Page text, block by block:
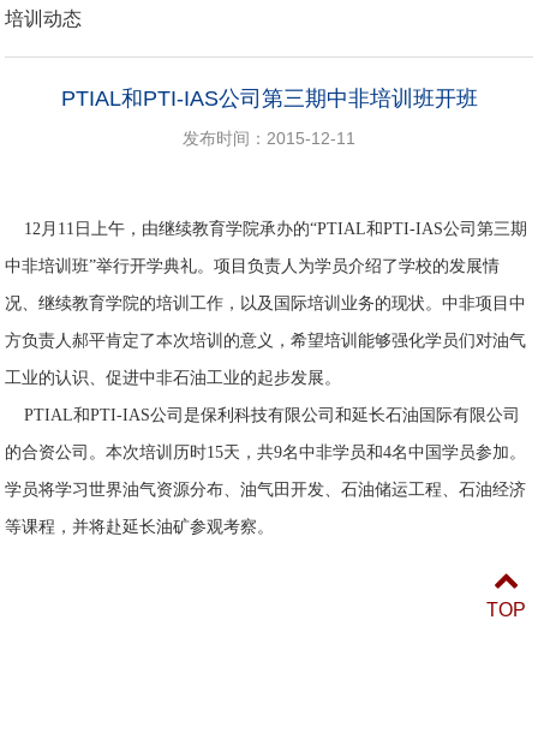
培训动态
PTIAL和PTI-IAS公司第三期中非培训班开班
发布时间：2015-12-11
12月 11 日上午，由继续教育学院承办的“PTIAL和PTI-IAS公司第三期
中非培训班”举行开学典礼。项目负责人为学员介绍了学校的发展情
况、继续教育学院的培训工作，以及国际培训业务的现状。中非项目中
方负责人郝平肯定了本次培训的意义，希望培训能够强化学员们对油气
工业的认识、促进中非石油工业的起步发展。
PTIAL和PTI-IAS公司是保利科技有限公司和延长石油国际有限公司
的合资公司。本次培训历时15天，共9名中非学员和4名中国学员参加。
学员将学习世界油气资源分布、油气田开发、石油储运工程、石油经济
等课程，并将赴延长油矿参观考察。
TOP